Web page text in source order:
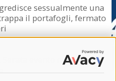
sessualmente una
il portafogli, fermato
Serata evento nel ricordo